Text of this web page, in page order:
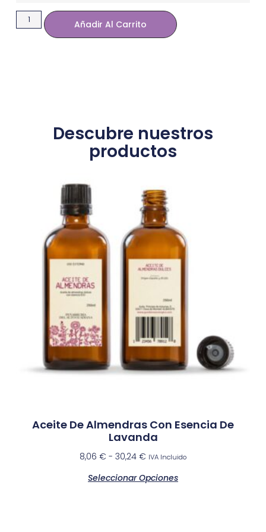
Añadir Al Carrito
Descubre nuestros
productos
Aceite De Almendras Con Esencia De
Lavanda
8,06 € - 30,24 € IVA Incluido
Seleccionar Opciones